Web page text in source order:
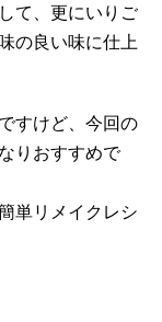
て、更にいりご
の良い味に仕上
すけど、今回の
りおすすめで
単リメイクレシ